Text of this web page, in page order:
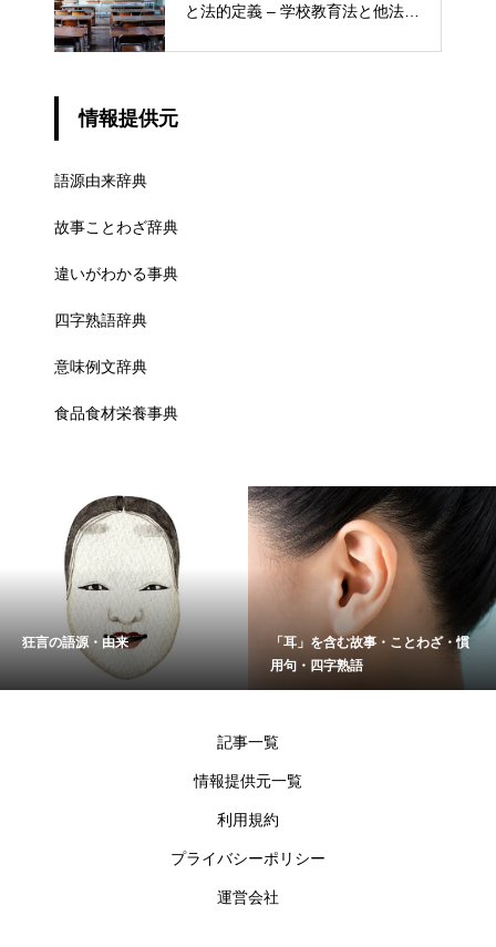
と法的定義 – 学校教育法と他法律
情報提供元
語源由来辞典
故事ことわざ辞典
違いがわかる事典
四字熟語辞典
意味例文辞典
食品食材栄養事典
狂言の語源・由来
「耳」を含む故事・ことわざ・慣
用句・四字熟語
記事一覧
情報提供元一覧
利用規約
プライバシーポリシー
運営会社